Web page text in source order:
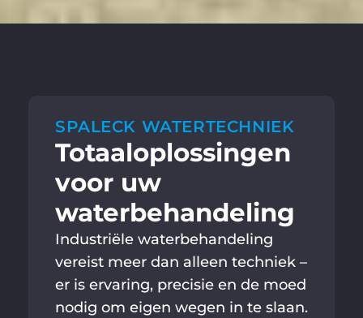
SPALECK WATERTECHNIEK
Totaaloplossingen
voor uw
waterbehandeling
Industriële waterbehandeling
vereist meer dan alleen techniek –
er is ervaring, precisie en de moed
nodig om eigen wegen in te slaan.